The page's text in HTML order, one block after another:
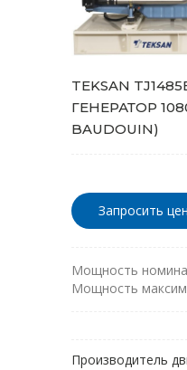
TEKSAN
ГЕНЕРАТОР
BAUDOUIN)
Запросить
Мощность
Мощность
Производитель